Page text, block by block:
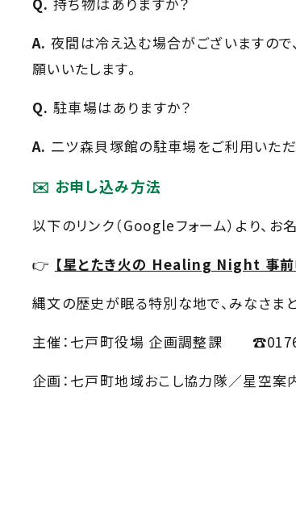
A. 夜間は冷え込む場合がございますので
願いいたします。
Q. 駐車場はありますか？
A. 二ツ森貝塚館の駐車場をご利用いただ
✉️ お申し込み方法
以下のリンク（Googleフォーム）より、お
👉 【星とたき火の Healing Night 事前
縄文の歴史が眠る特別な地で、みなさま
主催：七戸町役場 企画調整課
企画：七戸町地域おこし協力隊／星空案